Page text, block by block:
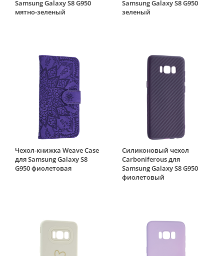
Samsung Galaxy S8 G950
мятно-зеленый
Samsung Galaxy S8 G950
зеленый
Чехол-книжка Weave Case
для Samsung Galaxy S8
G950 фиолетовая
Силиконовый чехол
Carboniferous для
Samsung Galaxy S8 G950
фиолетовый